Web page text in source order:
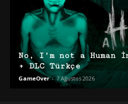
No, I’m not a Human
+ DLC Türkçe
GameOver - 7 Ağustos 2026